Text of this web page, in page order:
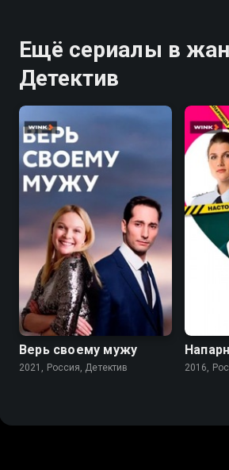
Ещё сериалы в
Детектив
6.8
Верь своему мужу
2021, Россия, Детектив 2016,